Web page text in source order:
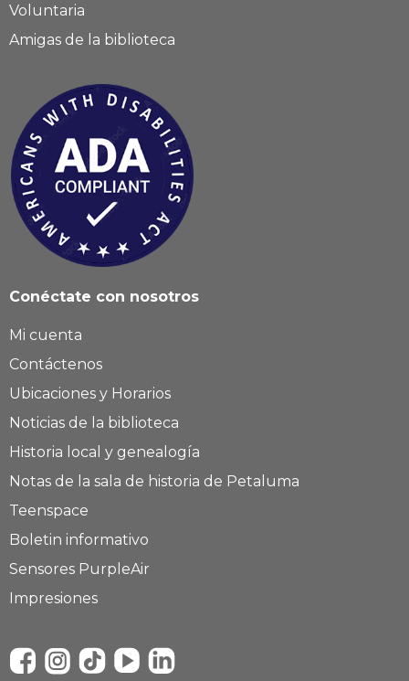
Voluntaria
Amigas de la biblioteca
Conéctate con nosotros
Mi cuenta
Contáctenos
Ubicaciones y Horarios
Noticias de la biblioteca
Historia local y genealogía
Notas de la sala de historia de Petaluma
Teenspace
Boletin informativo
Sensores PurpleAir
Impresiones